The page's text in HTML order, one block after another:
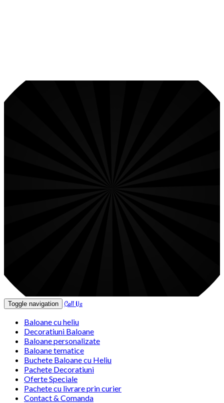
Toggle navigation
Call Us
Baloane cu heliu
Decoratiuni Baloane
Baloane personalizate
Baloane tematice
Buchete Baloane cu Heliu
Pachete Decoratiuni
Oferte Speciale
Pachete cu livrare prin curier
Contact & Comanda